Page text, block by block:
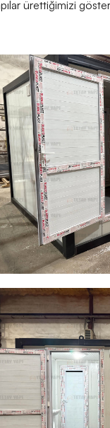
ürettiğimizi